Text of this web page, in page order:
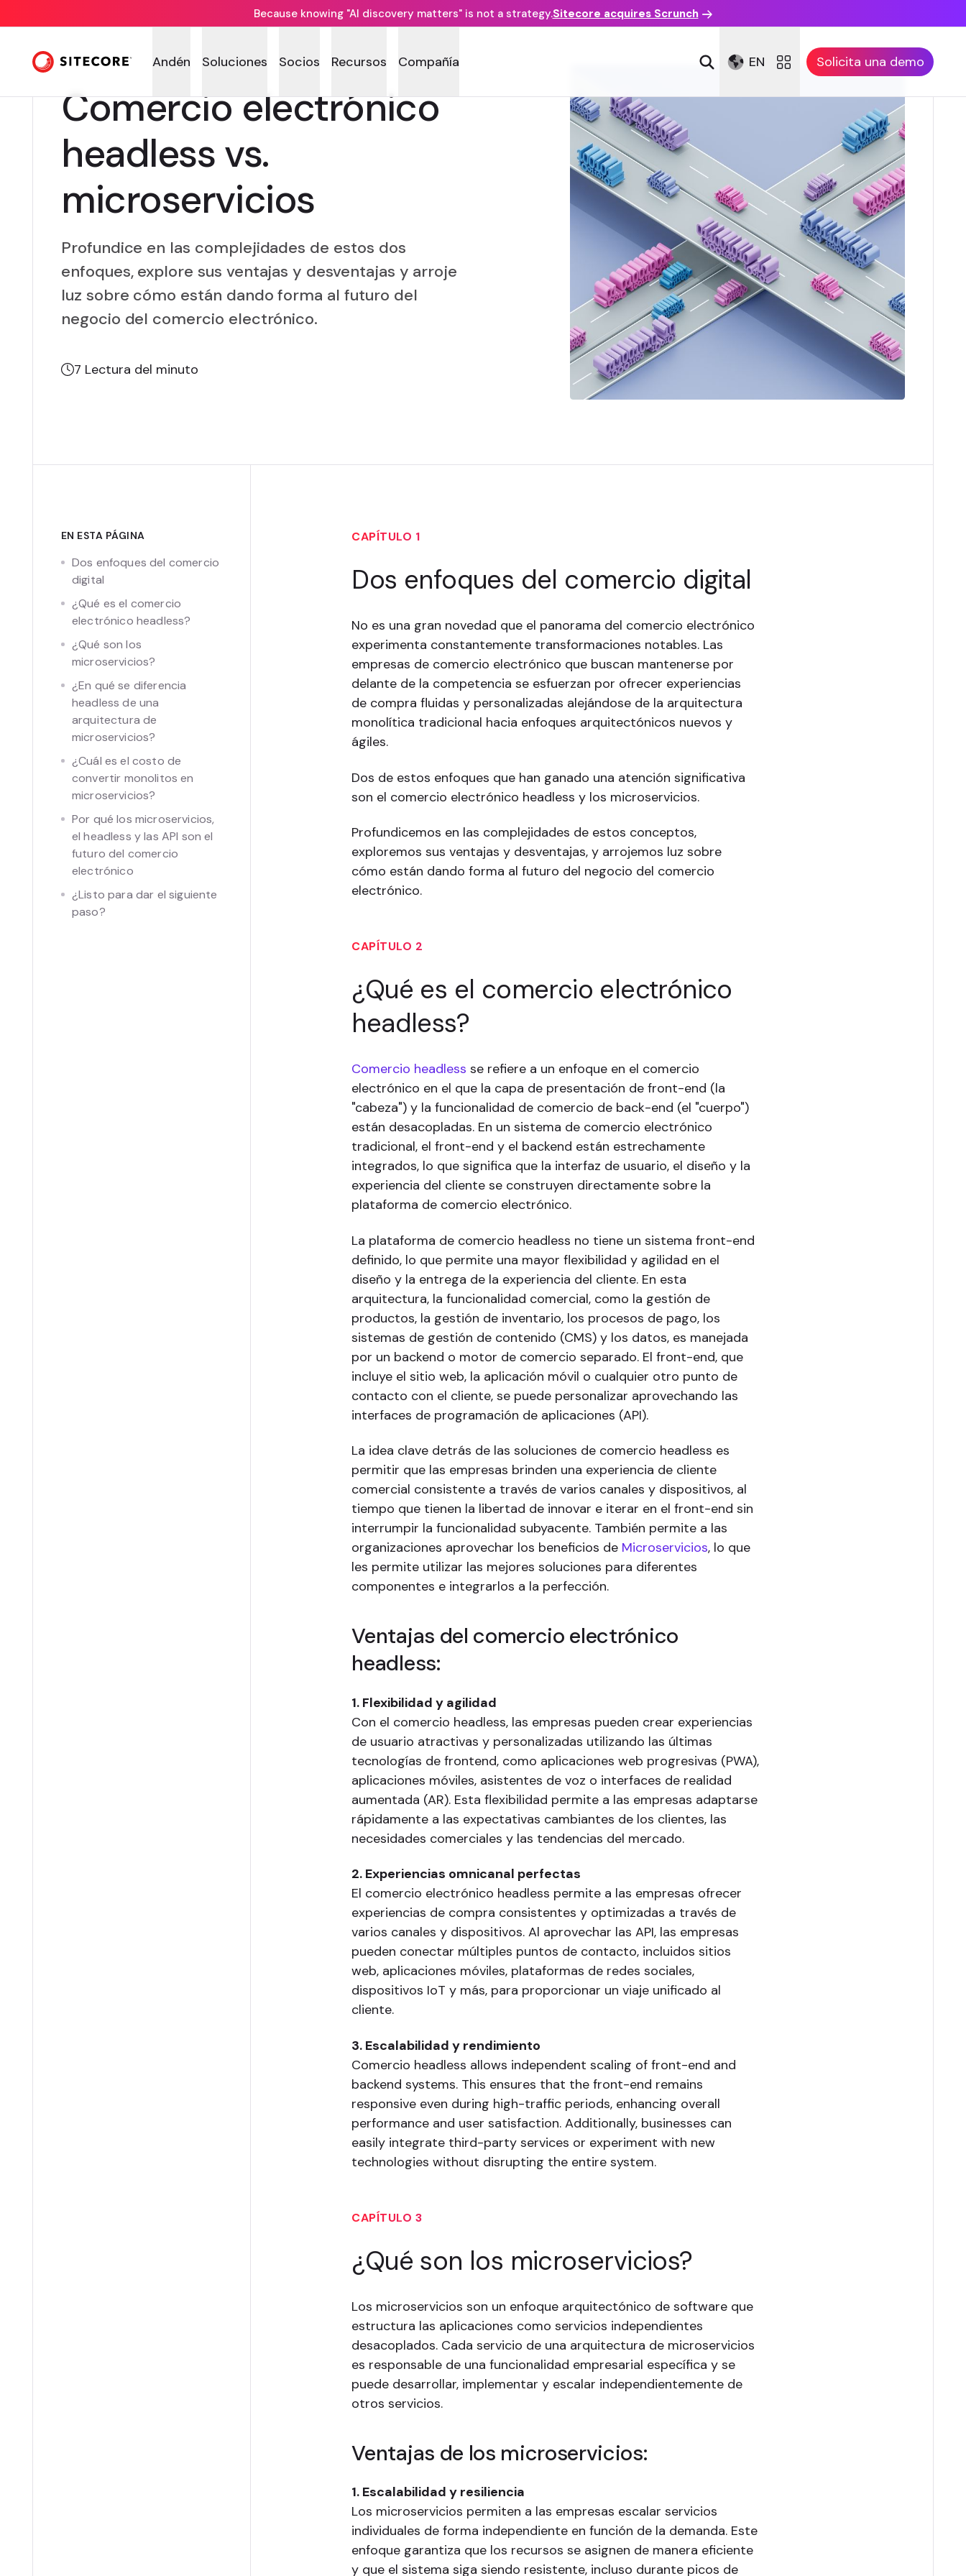
Because knowing "AI discovery matters" is not a strategy.Sitecore acquires Scrunch
Andén Soluciones Socios Recursos Compañía EN Solicita una demo
Comercio electrónico
headless vs.
microservicios
Profundice en las complejidades de estos dos
enfoques, explore sus ventajas y desventajas y arroje
luz sobre cómo están dando forma al futuro del
negocio del comercio electrónico.
7 Lectura del minuto
EN ESTA PÁGINA
Dos enfoques del comercio
digital
¿Qué es el comercio
electrónico headless?
¿Qué son los
microservicios?
¿En qué se diferencia
headless de una
arquitectura de
microservicios?
¿Cuál es el costo de
convertir monolitos en
microservicios?
Por qué los microservicios,
el headless y las API son el
futuro del comercio
electrónico
¿Listo para dar el siguiente
paso?
CAPÍTULO 1
Dos enfoques del comercio digital
No es una gran novedad que el panorama del comercio electrónico
experimenta constantemente transformaciones notables. Las
empresas de comercio electrónico que buscan mantenerse por
delante de la competencia se esfuerzan por ofrecer experiencias
de compra fluidas y personalizadas alejándose de la arquitectura
monolítica tradicional hacia enfoques arquitectónicos nuevos y
ágiles.
Dos de estos enfoques que han ganado una atención significativa
son el comercio electrónico headless y los microservicios.
Profundicemos en las complejidades de estos conceptos,
exploremos sus ventajas y desventajas, y arrojemos luz sobre
cómo están dando forma al futuro del negocio del comercio
electrónico.
CAPÍTULO 2
¿Qué es el comercio electrónico
headless?
Comercio headless se refiere a un enfoque en el comercio
electrónico en el que la capa de presentación de front-end (la
"cabeza") y la funcionalidad de comercio de back-end (el "cuerpo")
están desacopladas. En un sistema de comercio electrónico
tradicional, el front-end y el backend están estrechamente
integrados, lo que significa que la interfaz de usuario, el diseño y la
experiencia del cliente se construyen directamente sobre la
plataforma de comercio electrónico.
La plataforma de comercio headless no tiene un sistema front-end
definido, lo que permite una mayor flexibilidad y agilidad en el
diseño y la entrega de la experiencia del cliente. En esta
arquitectura, la funcionalidad comercial, como la gestión de
productos, la gestión de inventario, los procesos de pago, los
sistemas de gestión de contenido (CMS) y los datos, es manejada
por un backend o motor de comercio separado. El front-end, que
incluye el sitio web, la aplicación móvil o cualquier otro punto de
contacto con el cliente, se puede personalizar aprovechando las
interfaces de programación de aplicaciones (API).
La idea clave detrás de las soluciones de comercio headless es
permitir que las empresas brinden una experiencia de cliente
comercial consistente a través de varios canales y dispositivos, al
tiempo que tienen la libertad de innovar e iterar en el front-end sin
interrumpir la funcionalidad subyacente. También permite a las
organizaciones aprovechar los beneficios de Microservicios, lo que
les permite utilizar las mejores soluciones para diferentes
componentes e integrarlos a la perfección.
Ventajas del comercio electrónico
headless:
1. Flexibilidad y agilidad
Con el comercio headless, las empresas pueden crear experiencias
de usuario atractivas y personalizadas utilizando las últimas
tecnologías de frontend, como aplicaciones web progresivas (PWA),
aplicaciones móviles, asistentes de voz o interfaces de realidad
aumentada (AR). Esta flexibilidad permite a las empresas adaptarse
rápidamente a las expectativas cambiantes de los clientes, las
necesidades comerciales y las tendencias del mercado.
2. Experiencias omnicanal perfectas
El comercio electrónico headless permite a las empresas ofrecer
experiencias de compra consistentes y optimizadas a través de
varios canales y dispositivos. Al aprovechar las API, las empresas
pueden conectar múltiples puntos de contacto, incluidos sitios
web, aplicaciones móviles, plataformas de redes sociales,
dispositivos IoT y más, para proporcionar un viaje unificado al
cliente.
3. Escalabilidad y rendimiento
Comercio headless allows independent scaling of front-end and
backend systems. This ensures that the front-end remains
responsive even during high-traffic periods, enhancing overall
performance and user satisfaction. Additionally, businesses can
easily integrate third-party services or experiment with new
technologies without disrupting the entire system.
CAPÍTULO 3
¿Qué son los microservicios?
Los microservicios son un enfoque arquitectónico de software que
estructura las aplicaciones como servicios independientes
desacoplados. Cada servicio de una arquitectura de microservicios
es responsable de una funcionalidad empresarial específica y se
puede desarrollar, implementar y escalar independientemente de
otros servicios.
Ventajas de los microservicios:
1. Escalabilidad y resiliencia
Los microservicios permiten a las empresas escalar servicios
individuales de forma independiente en función de la demanda. Este
enfoque garantiza que los recursos se asignen de manera eficiente
y que el sistema siga siendo resistente, incluso durante picos de